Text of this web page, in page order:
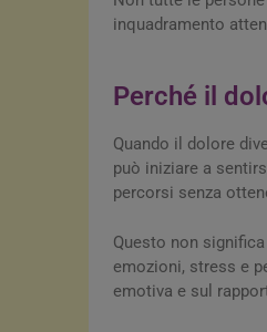
inquadramento
Perché il
Quando il dolore
può iniziare a
percorsi senza
Questo non
emozioni, stress e
emotiva e sul